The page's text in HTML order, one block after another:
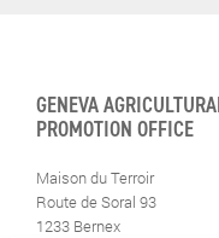
GENEVA
PROMOTION OFFICE
Maison du Terroir
Route de Soral 93
1233 Bernex